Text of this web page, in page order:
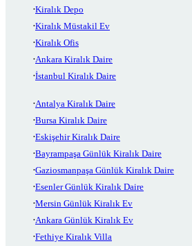
Kiralık Depo
Kiralık Müstakil Ev
Kiralık Ofis
Ankara Kiralık Daire
İstanbul Kiralık Daire
Antalya Kiralık Daire
Bursa Kiralık Daire
Eskişehir Kiralık Daire
Bayrampaşa Günlük Kiralık Daire
Gaziosmanpaşa Günlük Kiralık Daire
Esenler Günlük Kiralık Daire
Mersin Günlük Kiralık Ev
Ankara Günlük Kiralık Ev
Fethiye Kiralık Villa